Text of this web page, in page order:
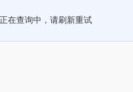
正在查询中，请刷新重试